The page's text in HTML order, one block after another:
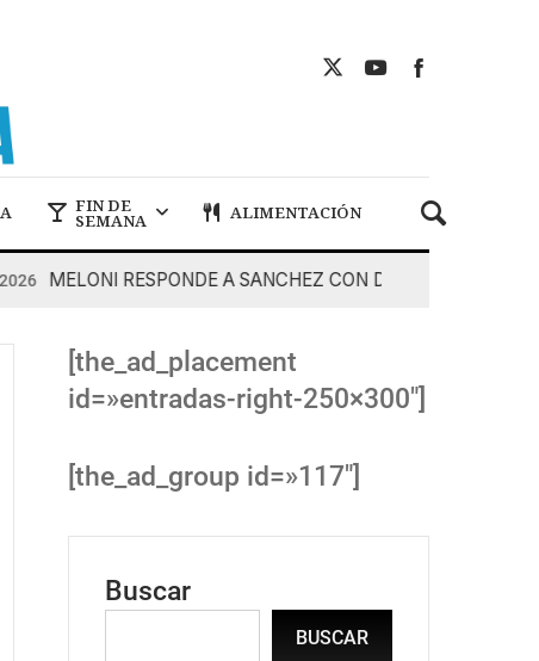
FIN DE
SEMANA ALIMENTACIÓN
MELONI RESPONDE A SANCHEZ CON DUREZA
[the_ad_placement
id=»entradas-right-250×300″]
[the_ad_group id=»117″]
Buscar
BUSCAR